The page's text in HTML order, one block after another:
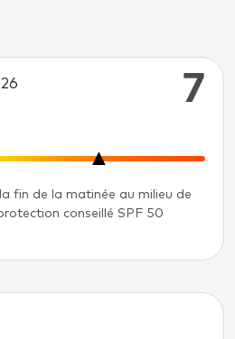
7
la fin de la matinée au milieu de
conseillé SPF 50